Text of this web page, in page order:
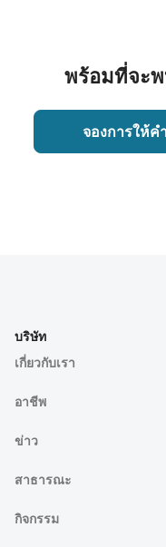
พร้อมที่จะ
จองการให้ค
บริษัท
เกี่ยวกับเรา
อาชีพ
ข่าว
สาธารณะ
กิจกรรม